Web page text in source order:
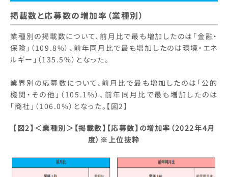
掲載数と応募数の増加率（業種別）
業種別の掲載数について、前月比で最も増加したのは「金融・
保険」（109.8%）、前年同月比で最も増加したのは環境・エネ
ルギー」（135.5%）となった。
業界別の応募数について、前月比で最も増加したのは「公的
機関・その他」（105.1%）、前年同月比で最も増加したのは
「商社」（106.0%）となった。【図2】
【図2】 ＜業種別＞【掲載数】【応募数】の増加率（2022年4月
度）※上位抜粋